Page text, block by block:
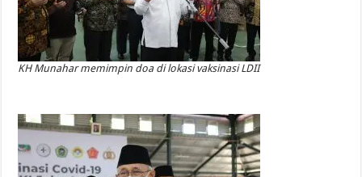
KH Munahar memimpin doa di lokasi vaksinasi LDII